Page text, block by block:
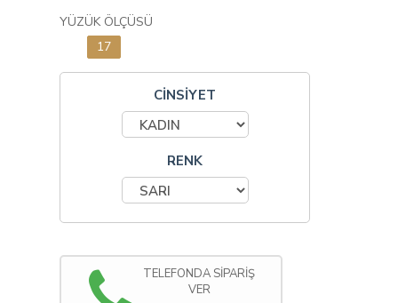
YÜZÜK ÖLÇÜSÜ
17
CİNSİYET
RENK
TELEFONDA SİPARİŞ
VER